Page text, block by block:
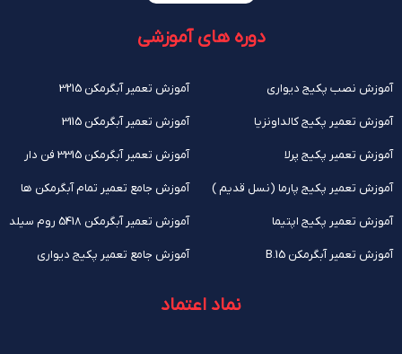
دوره های آموزشی
آموزش نصب پکیج دیواری
آموزش تعمیر پکیج کالداونزیا
آموزش تعمیر پکیج پرلا
آموزش تعمیر پکیج پارما (نسل قدیم )
آموزش تعمیر پکیج اپتیما
آموزش تعمیر آبگرمکن B.15
آموزش تعمیر آبگرمکن 3215
آموزش تعمیر آبگرمکن 3115
آموزش تعمیر آبگرمکن 3315 فن دار
آموزش جامع تعمیر تمام آبگرمکن ها
آموزش تعمیر آبگرمکن 5418 روم سیلد
آموزش جامع تعمیر پکیج دیواری
نماد اعتماد